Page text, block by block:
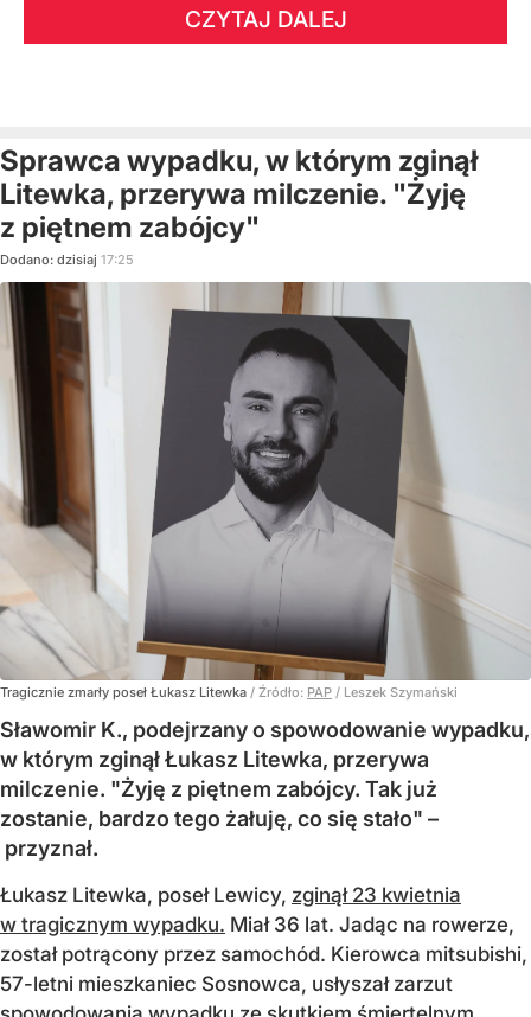
CZYTAJ DALEJ
Sprawca wypadku, w którym zginął
Litewka, przerywa milczenie. "Żyję
z piętnem zabójcy"
Dodano: dzisiaj 17:25
Tragicznie zmarły poseł Łukasz Litewka / Źródło: PAP / Leszek Szymański
Sławomir K., podejrzany o spowodowanie wypadku,
w którym zginął Łukasz Litewka, przerywa
milczenie. "Żyję z piętnem zabójcy. Tak już
zostanie, bardzo tego żałuję, co się stało" –
przyznał.
Łukasz Litewka, poseł Lewicy, zginął 23 kwietnia
w tragicznym wypadku. Miał 36 lat. Jadąc na rowerze,
został potrącony przez samochód. Kierowca mitsubishi,
57-letni mieszkaniec Sosnowca, usłyszał zarzut